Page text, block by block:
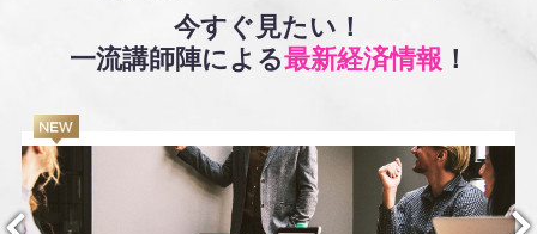
今すぐ見たい！
一流講師陣による最新経済情報 ！